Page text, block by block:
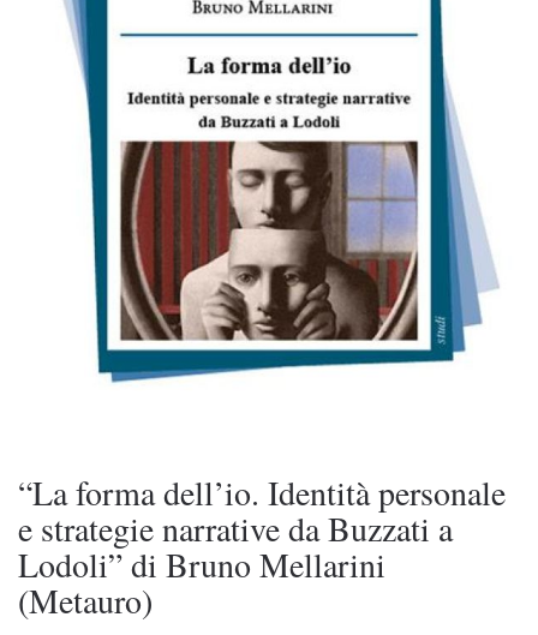
“La forma dell’io. Identità personale
e strategie narrative da Buzzati a
Lodoli” di Bruno Mellarini
(Metauro)